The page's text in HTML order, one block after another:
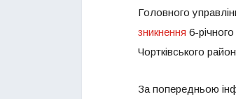
Головного
зникнення 6-
Чортківського
За попередньою